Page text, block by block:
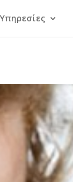
Υπηρεσίες